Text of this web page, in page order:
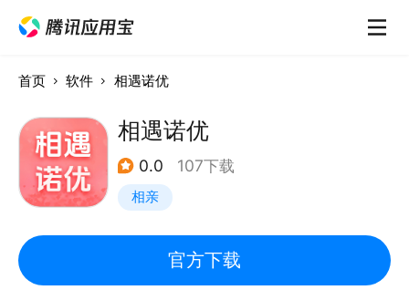
首页 软件 相遇诺优
相遇诺优
0.0 107下载
相亲
官方下载